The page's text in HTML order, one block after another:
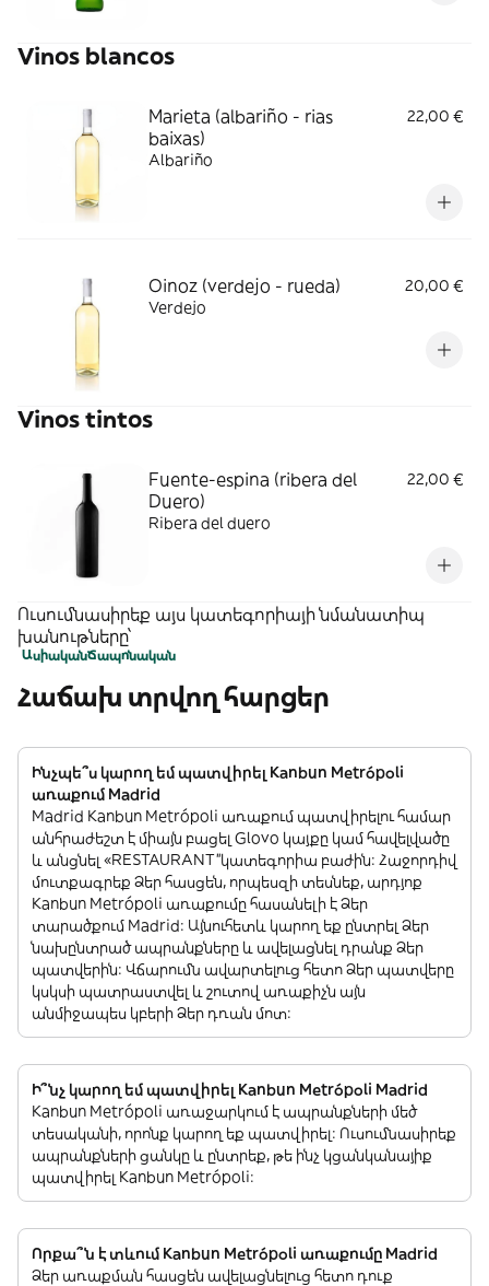
Vinos blancos
Marieta (albariño - rias
baixas)
22,00 €
Albariño
Oinoz (verdejo - rueda)
20,00 €
Verdejo
Vinos tintos
Fuente-espina (ribera del
Duero)
22,00 €
Ribera del duero
Ուսումնասիրեք այս կատեգորիայի նմանատիպ
խանութները՝
ԱսիականՃապոնական
Հաճախ տրվող հարցեր
Ինչպե՞ս կարող եմ պատվիրել Kanbun Metrópoli
առաքում Madrid
Madrid Kanbun Metrópoli առաքում պատվիրելու համար
անհրաժեշտ է միայն բացել Glovo կայքը կամ հավելվածը
և անցնել «RESTAURANT”կատեգորիա բաժին: Հաջորդիվ
մուտքագրեք Ձեր հասցեն, որպեսզի տեսնեք, արդյոք
Kanbun Metrópoli առաքումը հասանելի է Ձեր
տարածքում Madrid: Այնուհետև կարող եք ընտրել Ձեր
նախընտրած ապրանքները և ավելացնել դրանք Ձեր
պատվերին: Վճարումն ավարտելուց հետո Ձեր պատվերը
կսկսի պատրաստվել և շուտով առաքիչն այն
անմիջապես կբերի Ձեր դռան մոտ:
Ի՞նչ կարող եմ պատվիրել Kanbun Metrópoli Madrid
Kanbun Metrópoli առաջարկում է ապրանքների մեծ
տեսականի, որոնք կարող եք պատվիրել: Ուսումնասիրեք
ապրանքների ցանկը և ընտրեք, թե ինչ կցանկանայիք
պատվիրել Kanbun Metrópoli:
Որքա՞ն է տևում Kanbun Metrópoli առաքումը Madrid
Ձեր առաքման հասցեն ավելացնելուց հետո դուք